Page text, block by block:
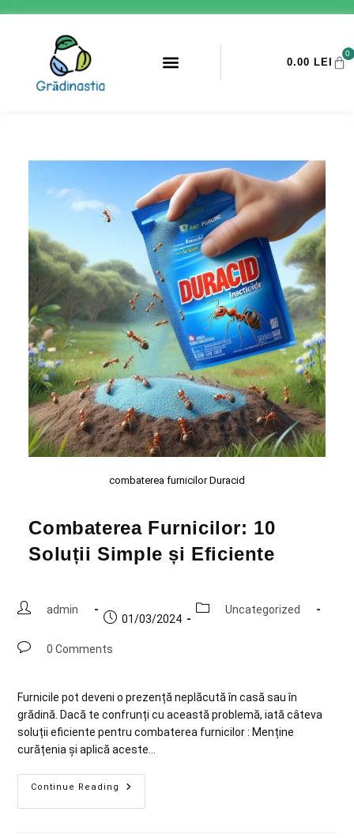
0.00 LEI
0
combaterea furnicilor Duracid
Combaterea Furnicilor: 10
Soluții Simple și Eficiente
admin
01/03/2024
Uncategorized
0 Comments
Furnicile pot deveni o prezență neplăcută în casă sau în
grădină. Dacă te confrunți cu această problemă, iată câteva
soluții eficiente pentru combaterea furnicilor : Menține
curățenia și aplică aceste…
Continue Reading